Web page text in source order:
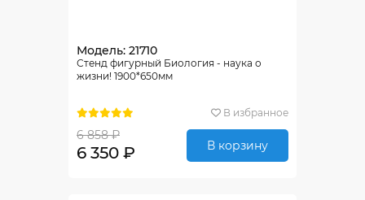
Модель: 21710
Стенд фигурный Биология - наука о
жизни! 1900*650мм
В избранное
6 858 ₽
6 350 ₽ В корзину